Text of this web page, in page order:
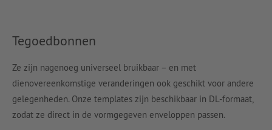
Tegoedbonnen
Ze zijn nagenoeg universeel bruikbaar – en met
dienovereenkomstige veranderingen ook geschikt voor andere
gelegenheden. Onze templates zijn beschikbaar in DL-formaat,
zodat ze direct in de vormgegeven enveloppen passen.